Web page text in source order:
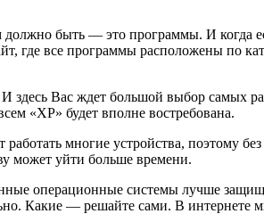
быть — это программы. И когда
где все программы расположены по
здесь Вас ждет большой выбор самых
«ХР» будет вполне востребована.
работать многие устройства,
может уйти больше времени.
операционные системы лучше
Какие — решайте сами. В интернете